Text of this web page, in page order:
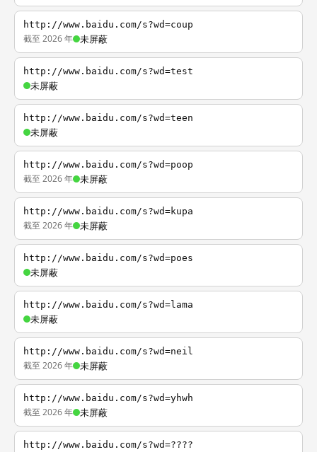
http://www.baidu.com/s?wd=coup
截至 2026 年 未屏蔽
http://www.baidu.com/s?wd=test
未屏蔽
http://www.baidu.com/s?wd=teen
未屏蔽
http://www.baidu.com/s?wd=poop
截至 2026 年 未屏蔽
http://www.baidu.com/s?wd=kupa
截至 2026 年 未屏蔽
http://www.baidu.com/s?wd=poes
未屏蔽
http://www.baidu.com/s?wd=lama
未屏蔽
http://www.baidu.com/s?wd=neil
截至 2026 年 未屏蔽
http://www.baidu.com/s?wd=yhwh
截至 2026 年 未屏蔽
http://www.baidu.com/s?wd=????